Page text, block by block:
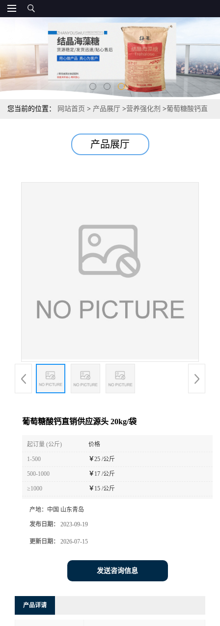
您当前的位置： 网站首页 > 产品展厅 >营养强化剂 >葡萄糖酸钙直
产品展厅
葡萄糖酸钙直销供应源头 20kg/袋
起订量 (公斤) 价格
1-500 ￥25 /公斤
500-1000 ￥ 17 /公斤
≥1000 ￥ 15 /公斤
产地： 中国 山东青岛
发布日期： 2023-09-19
更新日期： 2026-07-15
发送咨询信息
产品详请